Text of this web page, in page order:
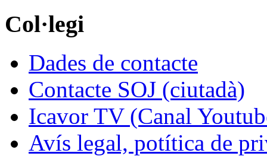
Col·legi
Dades de contacte
Contacte SOJ (ciutadà)
Icavor TV (Canal
Avís legal, potítica de